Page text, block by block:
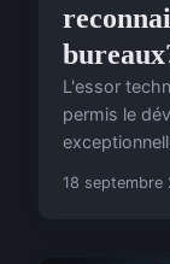
L'essor
permis le
18 septembre